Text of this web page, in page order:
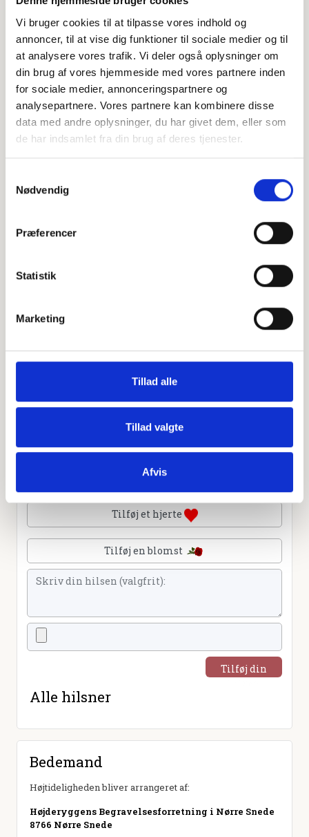
Vi bruger cookies til at tilpasse vores indhold og
annoncer, til at vise dig funktioner til sociale medier og til
at analysere vores trafik. Vi deler også oplysninger om
din brug af vores hjemmeside med vores partnere inden
for sociale medier, annonceringspartnere og
analysepartnere. Vores partnere kan kombinere disse
data med andre oplysninger, du har givet dem, eller som
de har indsamlet fra din brug af deres tjenester.
Nødvendig
Præferencer
Statistik
Marketing
Tillad alle
Tillad valgte
Afvis
Offentligtgjort i Brande Bladet - pr. 1/1/26
kun www.brandebladet.dk d. 26.
september 2023
Se flere
Højtideligheden
Torsdagd. 28. september 2023 kl. 11.00
Gludsted Kirke
Smedebækvej 31B, 7361 Ejstrupholm
+
contributors
dele billeder og video eller blot sende et hjerte eller en
Tænd et lys
Tilføj et hjerte
Tilføj en blomst
Tilføj din
Alle hilsner
Bedemand
Højtideligheden bliver arrangeret af:
Højderyggens Begravelsesforretning i Nørre Snede
8766 Nørre Snede